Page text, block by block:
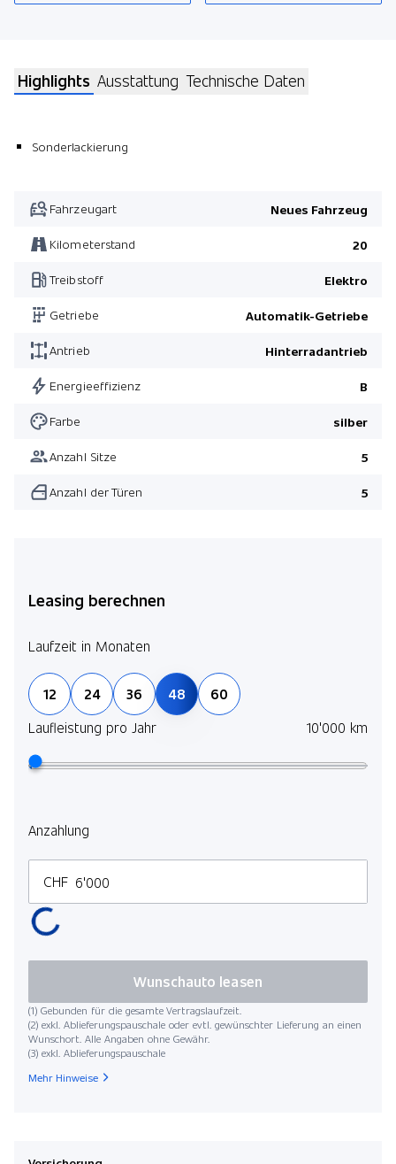
Highlights Ausstattung Technische Daten
Sonderlackierung
Fahrzeugart Neues Fahrzeug
Kilometerstand 20
Treibstoff Elektro
Getriebe Automatik-Getriebe
Antrieb Hinterradantrieb
Energieeffizienz B
Farbe silber
Anzahl Sitze 5
Anzahl der Türen 5
Leasing berechnen
Laufzeit in Monaten
12 24 36 48
60
Laufleistung pro Jahr
10'000 km
Anzahlung
CHF
(1) Gebunden für die gesamte Vertragslaufzeit.
(2) exkl. Ablieferungspauschale oder evtl. gewünschter Lieferung an einen
Wunschort. Alle Angaben ohne Gewähr.
(3) exkl. Ablieferungspauschale
Wunschauto leasen
Mehr Hinweise